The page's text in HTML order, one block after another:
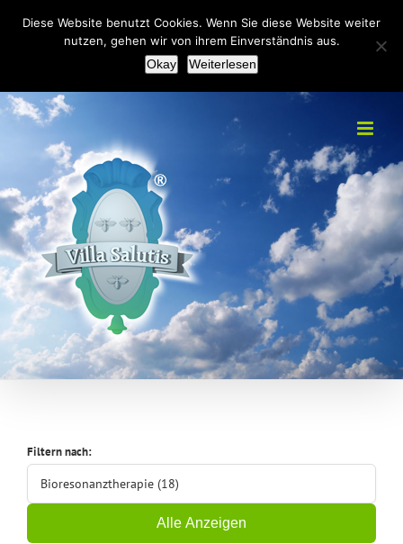
+49(0)2151 451092 info@villa-salutis.de
Facebook
Filtern nach:
Bioresonanztherapie (18)
Alle Anzeigen
Diese Website benutzt Cookies. Wenn Sie diese Website weiter
nutzen, gehen wir von ihrem Einverständnis aus.
Okay
Weiterlesen